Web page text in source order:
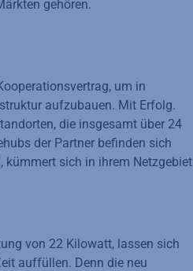
gehören.
um in
aufzubauen. Mit Erfolg.
die insgesamt über 24
der Partner befinden sich
kümmert sich in ihrem Netzgebiet
von 22 Kilowatt, lassen sich
auffüllen. Denn die neu